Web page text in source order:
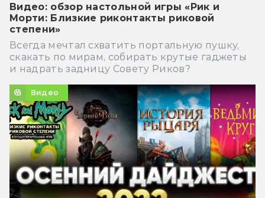
Видео: обзор настольной игры «Рик и
Морти: Близкие риконтакты риковой
степени»
Всегда мечтал схватить портальную пушку,
скакать по мирам, собирать крутые гаджеты
и надрать задницу Совету Риков?
Видео